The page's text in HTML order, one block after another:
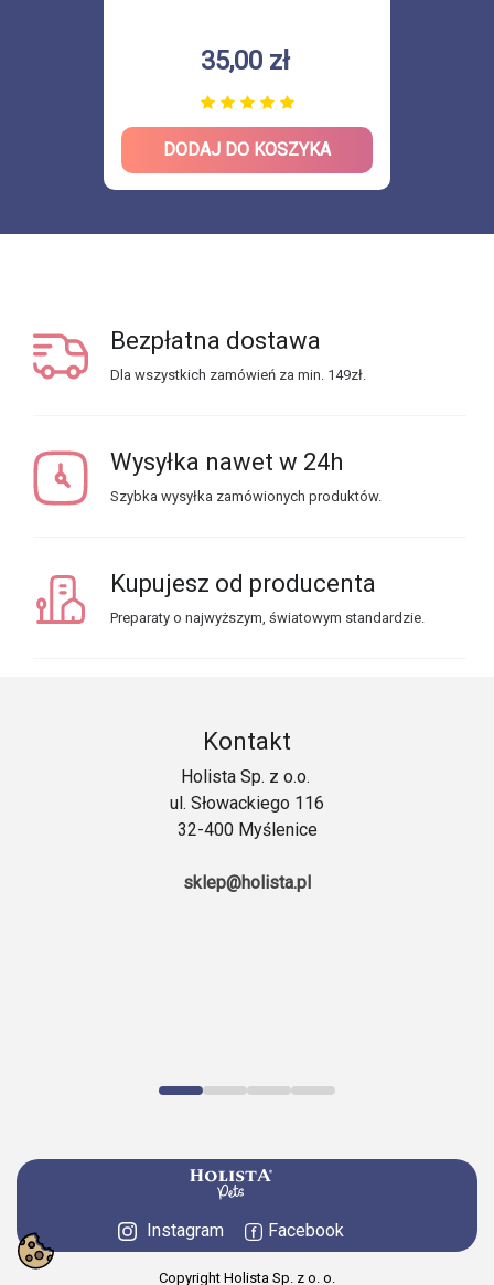
35,00 zł
DODAJ DO KOSZYKA
Bezpłatna dostawa
Dla wszystkich zamówień za min. 149zł.
Wysyłka nawet w 24h
Szybka wysyłka zamówionych produktów.
Kupujesz od producenta
Preparaty o najwyższym, światowym standardzie.
Kontakt
Holista Sp. z o.o.
ul. Słowackiego 116
32-400 Myślenice
sklep@holista.pl
Instagram Facebook
Copyright Holista Sp. z o. o.